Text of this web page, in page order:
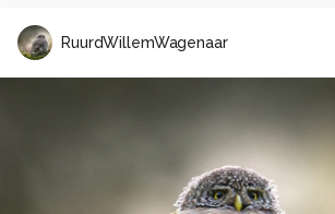
RuurdWillemWagenaar